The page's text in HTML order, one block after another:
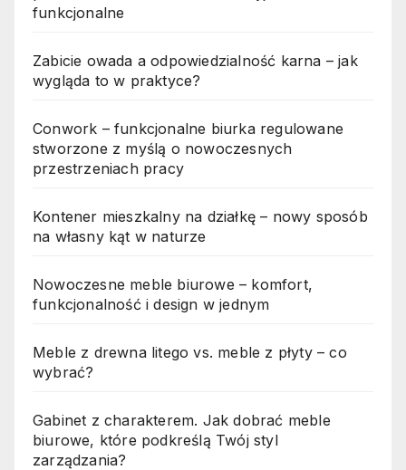
funkcjonalne
Zabicie owada a odpowiedzialność karna – jak
wygląda to w praktyce?
Conwork – funkcjonalne biurka regulowane
stworzone z myślą o nowoczesnych
przestrzeniach pracy
Kontener mieszkalny na działkę – nowy sposób
na własny kąt w naturze
Nowoczesne meble biurowe – komfort,
funkcjonalność i design w jednym
Meble z drewna litego vs. meble z płyty – co
wybrać?
Gabinet z charakterem. Jak dobrać meble
biurowe, które podkreślą Twój styl
zarządzania?